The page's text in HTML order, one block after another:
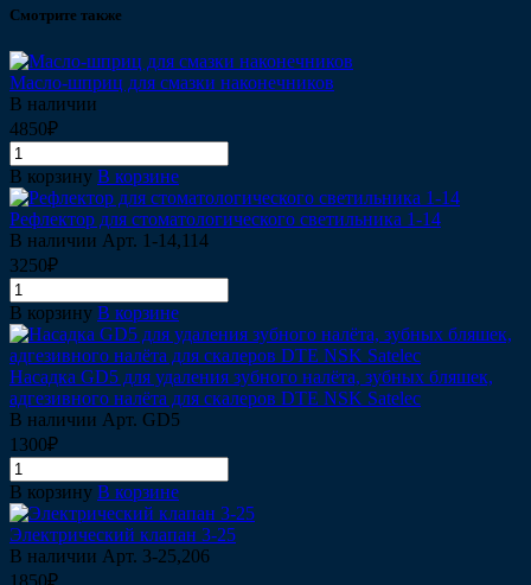
Смотрите также
Масло-шприц для смазки наконечников
В наличии
4850₽
В корзину В корзине
Рефлектор для стоматологического светильника 1-14
В наличии Арт. 1-14,114
3250₽
В корзину В корзине
Насадка GD5 для удаления зубного налёта, зубных бляшек,
адгезивного налёта для скалеров DTE NSK Satelec
В наличии Арт. GD5
1300₽
В корзину В корзине
Электрический клапан 3-25
В наличии Арт. 3-25,206